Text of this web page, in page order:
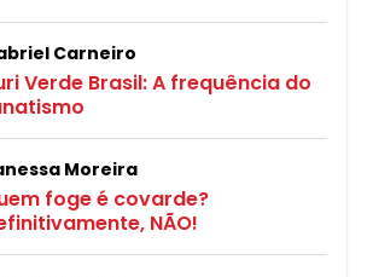
Carneiro
Verde Brasil: A frequência do
Moreira
foge é covarde?
NÃO!